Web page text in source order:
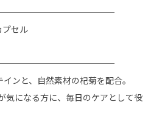
セル
ンと、自然素材の杞菊を配合。
気になる方に、毎日のケアとして役